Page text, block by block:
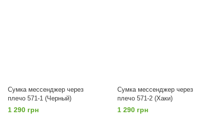
Сумка мессенджер через
плечо 571-1 (Черный)
1 290 грн
Сумка мессенджер через
плечо 571-2 (Хаки)
1 290 грн